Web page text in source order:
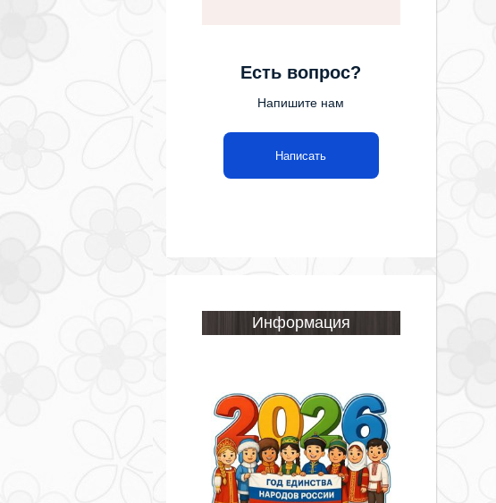
Есть вопрос?
Напишите нам
Написать
Информация